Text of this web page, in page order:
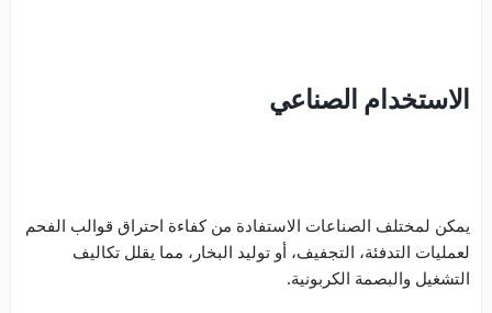
الاستخدام الصناعي
يمكن لمختلف الصناعات الاستفادة من كفاءة احتراق قوالب الفحم
لعمليات التدفئة، التجفيف، أو توليد البخار، مما يقلل تكاليف
التشغيل والبصمة الكربونية.